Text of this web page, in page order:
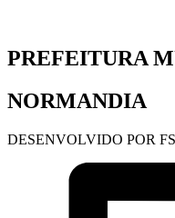
PREFEITURA
NORMANDIA
DESENVOLVIDO POR